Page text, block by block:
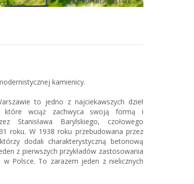
kamienicy.
to jedno z najciekawszych dzieł
które wciąż zachwyca swoją formą i
Stanisława Barylskiego, czołowego
roku. W 1938 roku przebudowana przez
dodali charakterystyczną betonową
z pierwszych przykładów zastosowania
Polsce. To zarazem jeden z nielicznych